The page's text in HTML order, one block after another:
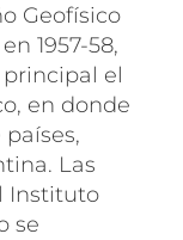
Geofísico
1957-58,
el
en donde
Las
Instituto
se